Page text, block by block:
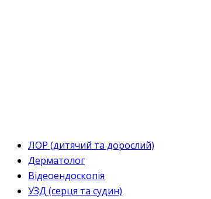
ЛОР (дитячий та дорослий)
Дерматолог
Відеоендоскопія
УЗД (серця та судин)